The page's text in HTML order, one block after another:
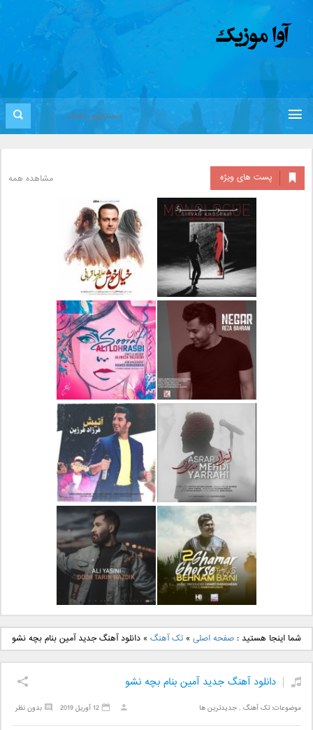
پست های ویژه مشاهده همه
دانلود آلبوم جدید سیروان
خسروی بنام مونولوگ
دانلود آهنگ جدید علیرضا
قربانی بنام خیال خوش
دانلود آهنگ جدید رضا
بهرام بنام نگار
دانلود آهنگ جدید علی
لهراسبی بنام صورت
دانلود آهنگ جدید مهدی
یراحی بنام اسرار
دانلود آهنگ جدید فرزاد
فرزین بنام آتیش
دانلود آهنگ جدید بهنام
بانی بنام قرص قمر 2
دانلود آهنگ جدید علی
یاسینی بنام دورترین نزدیک
شما اینجا هستید :صفحه اصلی »تک آهنگ »دانلود آهنگ جدید آمین بنام بچه نشو
دانلود آهنگ جدید آمین بنام بچه نشو
موضوعات:تک آهنگ ,جدیدترین ها بدون نظر 12 آوریل 2019